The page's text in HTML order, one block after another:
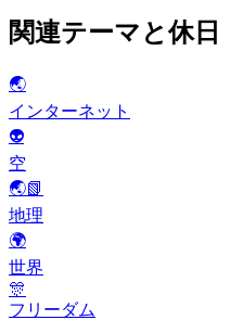
関連テーマと休日
🌏
インターネット
👽
空
🌏📗
地理
🌍
世界
🎊
フリーダム